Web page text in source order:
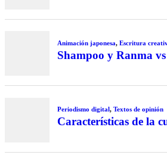
Animación japonesa, Escritura
Shampoo y Ranma
Periodismo digital, Textos de opinión
Características de la